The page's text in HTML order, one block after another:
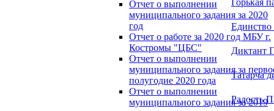
Отчет о выполнении
муниципального задания за 2020
год
Отчет о работе за 2020 год МБУ г.
Костромы "ЦБС"
Отчет о выполнении
муниципального задания за
полугодие 2020 года
Отчет о выполнении
муниципального задания за 2019
Единство
Диктант
Татарча
Радость